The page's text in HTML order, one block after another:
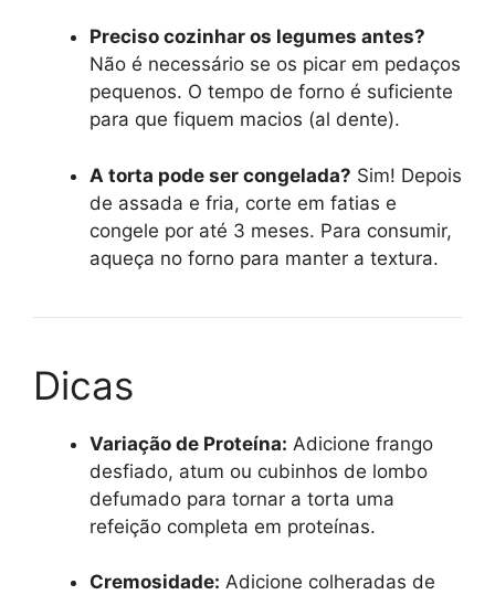
Preciso cozinhar os legumes antes?
Não é necessário se os picar em pedaços
pequenos. O tempo de forno é suficiente
para que fiquem macios (al dente).
A torta pode ser congelada? Sim! Depois
de assada e fria, corte em fatias e
congele por até 3 meses. Para consumir,
aqueça no forno para manter a textura.
Dicas
Variação de Proteína: Adicione frango
desfiado, atum ou cubinhos de lombo
defumado para tornar a torta uma
refeição completa em proteínas.
Cremosidade: Adicione colheradas de